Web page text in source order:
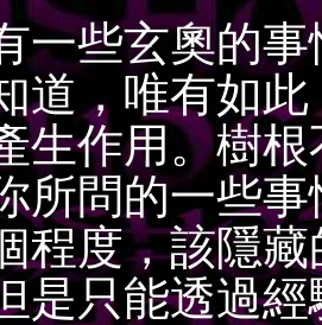
玄奧的事
道，唯有如
生作用。樹
所問的一些
程度，該隱
是只能透過經